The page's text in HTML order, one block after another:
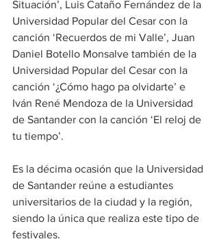
Situación’, Luis Cataño Fernández de la
Universidad Popular del Cesar con la
canción ‘Recuerdos de mi Valle’, Juan
Daniel Botello Monsalve también de la
Universidad Popular del Cesar con la
canción ‘¿Cómo hago pa olvidarte’ e
Iván René Mendoza de la Universidad
de Santander con la canción ‘El reloj de
tu tiempo’.
Es la décima ocasión que la Universidad
de Santander reúne a estudiantes
universitarios de la ciudad y la región,
siendo la única que realiza este tipo de
festivales.